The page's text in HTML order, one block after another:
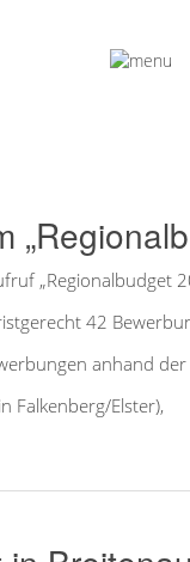
„Regionalbudget
42
anhand
Falkenberg/Elster),